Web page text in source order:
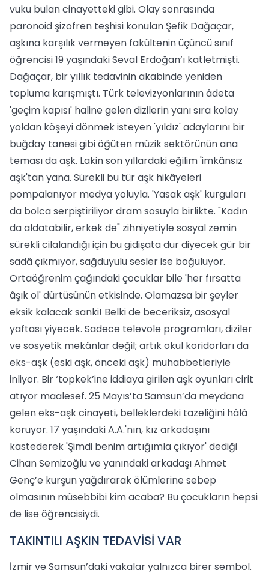
vuku bulan cinayetteki gibi. Olay sonrasında
paronoid şizofren teşhisi konulan Şefik Dağaçar,
aşkına karşılık vermeyen fakültenin üçüncü sınıf
öğrencisi 19 yaşındaki Seval Erdoğan’ı katletmişti.
Dağaçar, bir yıllık tedavinin akabinde yeniden
topluma karışmıştı. Türk televizyonlarının âdeta
'geçim kapısı' haline gelen dizilerin yanı sıra kolay
yoldan köşeyi dönmek isteyen 'yıldız' adaylarını bir
buğday tanesi gibi öğüten müzik sektörünün ana
teması da aşk. Lakin son yıllardaki eğilim 'imkânsız
aşk'tan yana. Sürekli bu tür aşk hikâyeleri
pompalanıyor medya yoluyla. 'Yasak aşk' kurguları
da bolca serpiştiriliyor dram sosuyla birlikte. "Kadın
da aldatabilir, erkek de" zihniyetiyle sosyal zemin
sürekli cilalandığı için bu gidişata dur diyecek gür bir
sadâ çıkmıyor, sağduyulu sesler ise boğuluyor.
Ortaöğrenim çağındaki çocuklar bile 'her fırsatta
âşık ol' dürtüsünün etkisinde. Olamazsa bir şeyler
eksik kalacak sanki! Belki de beceriksiz, asosyal
yaftası yiyecek. Sadece televole programları, diziler
ve sosyetik mekânlar değil; artık okul koridorları da
eks-aşk (eski aşk, önceki aşk) muhabbetleriyle
inliyor. Bir ‘topkek’ine iddiaya girilen aşk oyunları cirit
atıyor maalesef. 25 Mayıs’ta Samsun’da meydana
gelen eks-aşk cinayeti, belleklerdeki tazeliğini hâlâ
koruyor. 17 yaşındaki A.A.'nın, kız arkadaşını
kastederek 'Şimdi benim artığımla çıkıyor' dediği
Cihan Semizoğlu ve yanındaki arkadaşı Ahmet
Genç’e kurşun yağdırarak ölümlerine sebep
olmasının müsebbibi kim acaba? Bu çocukların hepsi
de lise öğrencisiydi.
TAKINTILI AŞKIN TEDAVİSİ VAR
İzmir ve Samsun’daki vakalar yalnızca birer sembol.